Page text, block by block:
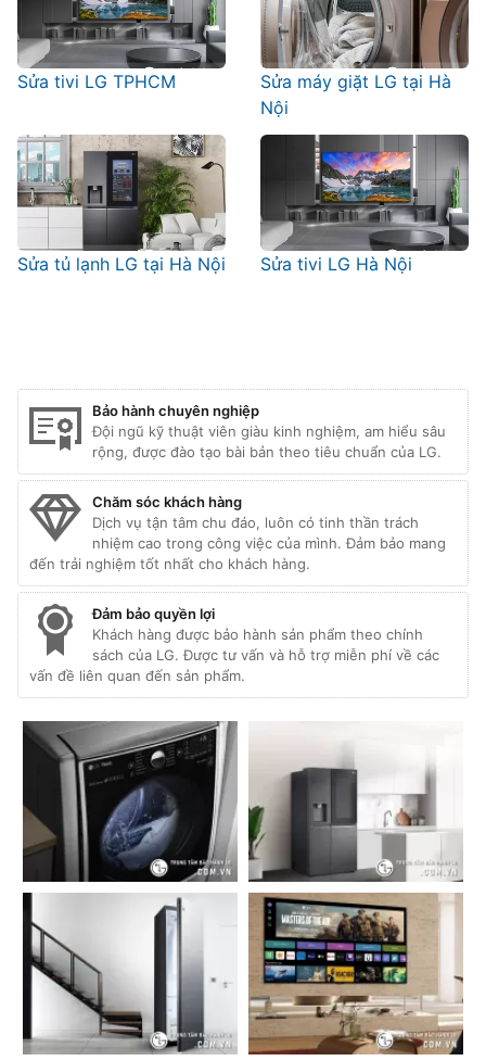
Sửa tivi LG TPHCM
Sửa máy giặt LG tại Hà
Nội
Sửa tủ lạnh LG tại Hà Nội Sửa tivi LG Hà Nội
Bảo hành chuyên nghiệp
Đội ngũ kỹ thuật viên giàu kinh nghiệm, am hiểu sâu
rộng, được đào tạo bài bản theo tiêu chuẩn của LG.
Chăm sóc khách hàng
Dịch vụ tận tâm chu đáo, luôn có tinh thần trách
nhiệm cao trong công việc của mình. Đảm bảo mang
đến trải nghiệm tốt nhất cho khách hàng.
Đảm bảo quyền lợi
Khách hàng được bảo hành sản phẩm theo chính
sách của LG. Được tư vấn và hỗ trợ miễn phí về các
vấn đề liên quan đến sản phẩm.